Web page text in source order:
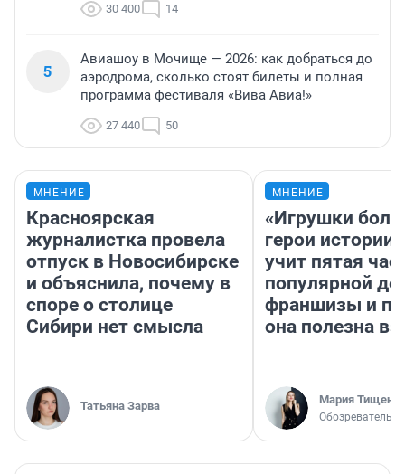
30 400 14
5
Авиашоу в Мочище — 2026: как добраться до
аэродрома, сколько стоят билеты и полная
программа фестиваля «Вива Авиа!»
27 440 50
МНЕНИЕ
Красноярская
журналистка провела
отпуск в Новосибирске
и объяснила, почему в
споре о столице
Сибири нет смысла
Татьяна Зарва
МНЕНИЕ
«Игрушки
герои
учит пятая
популярной
франшизы и
она полезна
Мария Тищенко
Обозреватель